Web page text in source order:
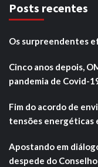
Posts recentes
Os surpreendentes
Cinco anos depois,
pandemia de Covid-
Fim do acordo de
tensões energéticas
Apostando em
despede do